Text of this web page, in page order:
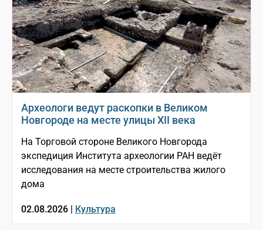
Археологи ведут раскопки в Великом
Новгороде на месте улицы XII века
На Торговой стороне Великого Новгорода
экспедиция Института археологии РАН ведёт
исследования на месте строительства жилого
дома
02.08.2026 | Культура